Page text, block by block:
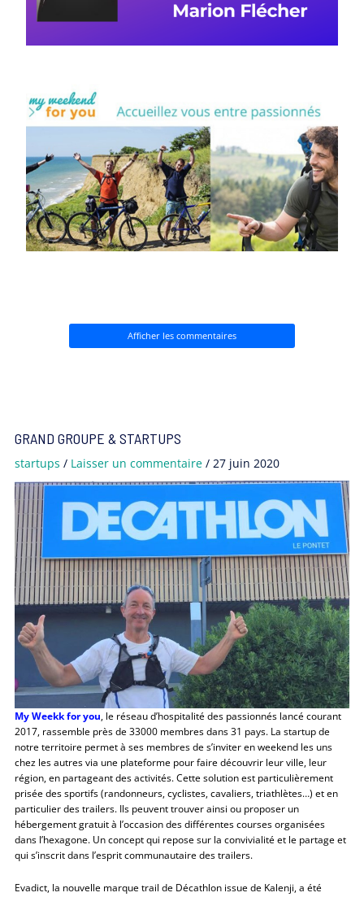
Afficher les commentaires
GRAND GROUPE & STARTUPS
startups / Laisser un commentaire /27 juin 2020
My Weekk for you , le réseau d’hospitalité des passionnés lancé courant
2017, rassemble près de 33000 membres dans 31 pays. La startup de
notre territoire permet à ses membres de s’inviter en weekend les uns
chez les autres via une plateforme pour faire découvrir leur ville, leur
région, en partageant des activités. Cette solution est particulièrement
prisée des sportifs (randonneurs, cyclistes, cavaliers, triathlètes…) et en
particulier des trailers. Ils peuvent trouver ainsi ou proposer un
hébergement gratuit à l’occasion des différentes courses organisées
dans l’hexagone. Un concept qui repose sur la convivialité et le partage et
qui s’inscrit dans l’esprit communautaire des trailers.
Evadict, la nouvelle marque trail de Décathlon issue de Kalenji, a été